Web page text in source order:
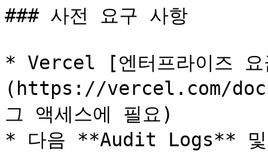
### 사전 요구 사항
* Vercel [엔터프라이즈 요
(https://vercel.com/
그 액세스에 필요)
* 다음 **Audit Logs** 및